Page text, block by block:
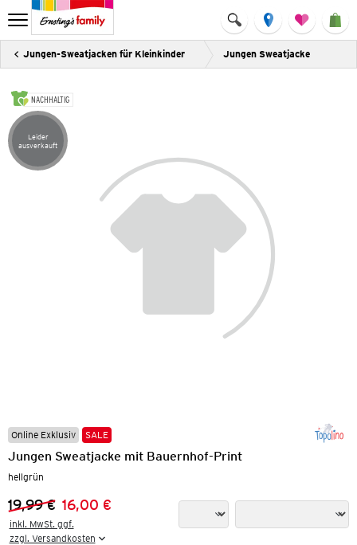
Jungen-Sweatjacken für Kleinkinder Jungen Sweatjacke
NACHHALTIG
Artikel leider ausverkauft
Leider
ausverkauft
Online Exklusiv SALE
Jungen Sweatjacke mit Bauernhof-Print
hellgrün
Vorheriger Preis:
19,99 €
Neuer Preis:
16,00 €
inkl. MwSt. ggf.
zzgl. Versandkosten